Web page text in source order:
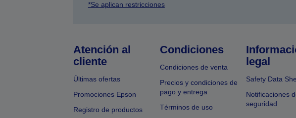
*Se aplican restricciones
Atención al
cliente
Últimas ofertas
Promociones Epson
Registro de productos
Condiciones
Condiciones de venta
Precios y condiciones de
pago y entrega
Términos de uso
legal
Safety Data
Notificaciones
seguridad